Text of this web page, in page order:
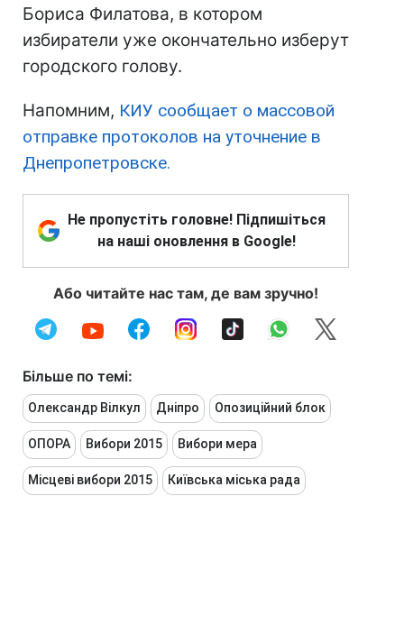
Бориса Филатова, в котором
избиратели уже окончательно изберут
городского голову.
Напомним, КИУ сообщает о массовой
отправке протоколов на уточнение в
Днепропетровске.
Не пропустіть головне! Підпишіться
на наші оновлення в Google!
Або читайте нас там, де вам зручно!
Більше по темі:
Олександр Вілкул Дніпро Опозиційний блок
ОПОРА Вибори 2015 Вибори мера
Місцеві вибори 2015 Київська міська рада